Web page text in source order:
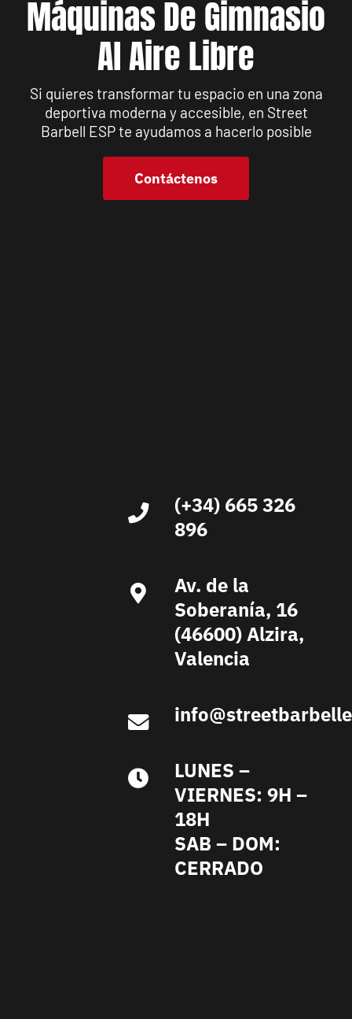
Máquinas De Gimnasio
Al Aire Libre
Si quieres transformar tu espacio en una zona
deportiva moderna y accesible, en Street
Barbell ESP te ayudamos a hacerlo posible
Contáctenos
(+34) 665 326
896
Av. de la
Soberanía, 16
(46600) Alzira,
Valencia
LUNES –
VIERNES: 9H –
18H
SAB – DOM:
CERRADO